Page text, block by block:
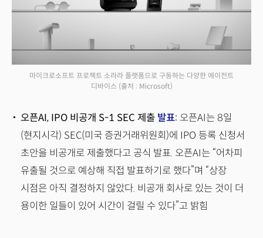
마이크로소프트 프로젝트 소라라 플랫폼으로 구동하는 다양한 에이전트
디바이스 (출처 : Microsoft)
오픈AI, IPO 비공개 S-1 SEC 제출 발표: 오픈AI는 8일
(현지시각) SEC(미국 증권거래위원회)에 IPO 등록 신청서
초안을 비공개로 제출했다고 공식 발표. 오픈AI는 “어차피
유출될 것으로 예상해 직접 발표하기로 했다”며 “상장
시점은 아직 결정하지 않았다. 비공개 회사로 있는 것이 더
용이한 일들이 있어 시간이 걸릴 수 있다”고 밝힘